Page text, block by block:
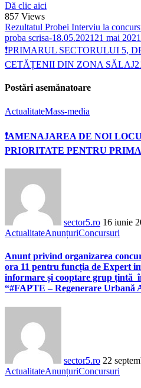
Dă clic aici
857 Views
Rezultatul Probei Interviu la
proba scrisa-18.05.2021 21 mai 2021
❗PRIMARUL SECTORULUI 5,
CETĂȚENII DIN ZONA SĂLAJ
Postări asemănatoare
ActualitateMass-media
❗AMENAJAREA DE NOI
PRIORITATE PENTRU
sector5.ro 16 iunie
ActualitateAnunțuriConcursuri
Anunt privind organizarea
ora 11 pentru funcția de Expert
informare și cooptare grup țintă
“#FAPTE – Regenerare Urbană
sector5.ro 22
ActualitateAnunțuriConcursuri